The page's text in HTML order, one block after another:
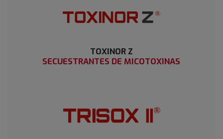
TOXINOR Z
SECUESTRANTES DE MICOTOXINAS